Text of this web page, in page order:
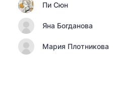
Пи Сюн
Яна Богданова
Мария Плотникова